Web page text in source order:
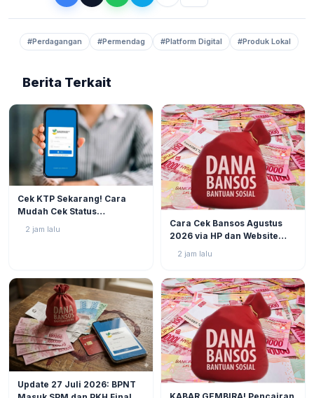
#Perdagangan #Permendag #Platform Digital #Produk Lokal
Berita Terkait
Cek KTP Sekarang! Cara
Mudah Cek Status
2026 via HP Tanpa Jauh-
2 jam lalu
Cara Cek Bansos Agustus
2026 via HP dan Website
Utama
2 jam lalu
Update 27 Juli 2026: BPNT